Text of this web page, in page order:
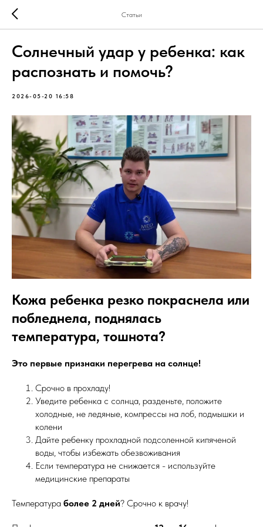
Статьи
Солнечный удар у ребенка: как
распознать и помочь?
2026-05-20 16:58
Кожа ребенка резко покраснела или
побледнела, поднялась
температура, тошнота?
Это первые признаки перегрева на солнце!
Срочно в прохладу!
Уведите ребенка с солнца, разденьте, положите
холодные, не ледяные, компрессы на лоб, подмышки и
колени
Дайте ребенку прохладной подсоленной кипяченой
воды, чтобы избежать обезвоживания
Если температура не снижается - используйте
медицинские препараты
Температура более 2 дней? Срочно к врачу!